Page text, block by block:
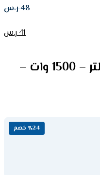
48ر.س
41ر.س
غلاية كهرباء رويال 1.8 لتر – 1500 وات –
٪24 خصم